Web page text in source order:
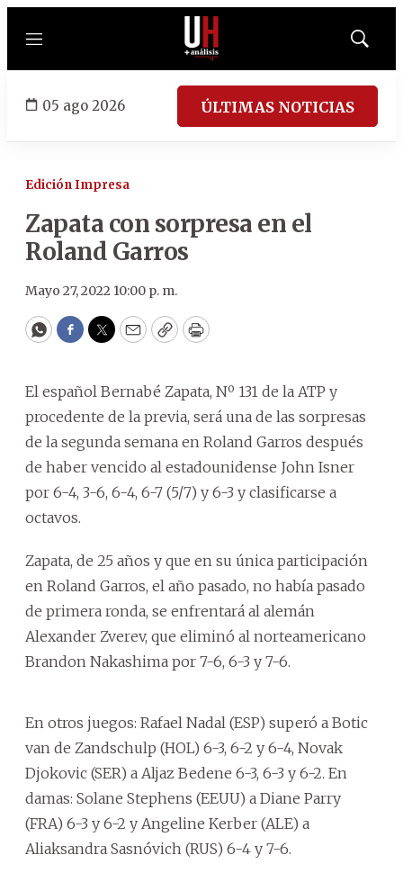
Menú
Mostrar
05 ago 2026 ÚLTIMAS NOTICIAS
Edición Impresa
Zapata con sorpresa en el
Roland Garros
Mayo 27, 2022 10:00 p. m.
WhatsApp
Facebook
Twitter
EmailCopyPrint
El español Bernabé Zapata, Nº 131 de la ATP y
procedente de la previa, será una de las sorpresas
de la segunda semana en Roland Garros después
de haber vencido al estadounidense John Isner
por 6-4, 3-6, 6-4, 6-7 (5/7) y 6-3 y clasificarse a
octavos.
Zapata, de 25 años y que en su única participación
en Roland Garros, el año pasado, no había pasado
de primera ronda, se enfrentará al alemán
Alexander Zverev, que eliminó al norteamericano
Brandon Nakashima por 7-6, 6-3 y 7-6.
En otros juegos: Rafael Nadal (ESP) superó a Botic
van de Zandschulp (HOL) 6-3, 6-2 y 6-4, Novak
Djokovic (SER) a Aljaz Bedene 6-3, 6-3 y 6-2. En
damas: Solane Stephens (EEUU) a Diane Parry
(FRA) 6-3 y 6-2 y Angeline Kerber (ALE) a
Aliaksandra Sasnóvich (RUS) 6-4 y 7-6.